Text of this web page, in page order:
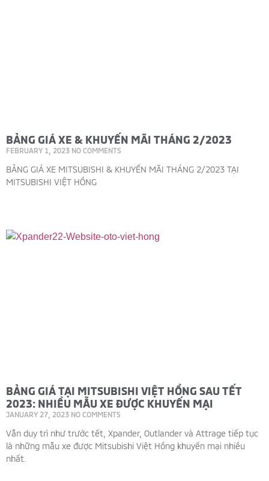
BẢNG GIÁ XE & KHUYẾN MÃI THÁNG 2/2023
FEBRUARY 1, 2023 NO COMMENTS
BẢNG GIÁ XE MITSUBISHI & KHUYẾN MÃI THÁNG 2/2023 TẠI
MITSUBISHI VIỆT HỒNG
BẢNG GIÁ TẠI MITSUBISHI VIỆT HỒNG SAU TẾT
2023: NHIỀU MẪU XE ĐƯỢC KHUYẾN MẠI
JANUARY 27, 2023 NO COMMENTS
Vẫn duy trì như trước tết, Xpander, Outlander và Attrage tiếp tục
là những mẫu xe được Mitsubishi Việt Hồng khuyến mại nhiều
nhất.